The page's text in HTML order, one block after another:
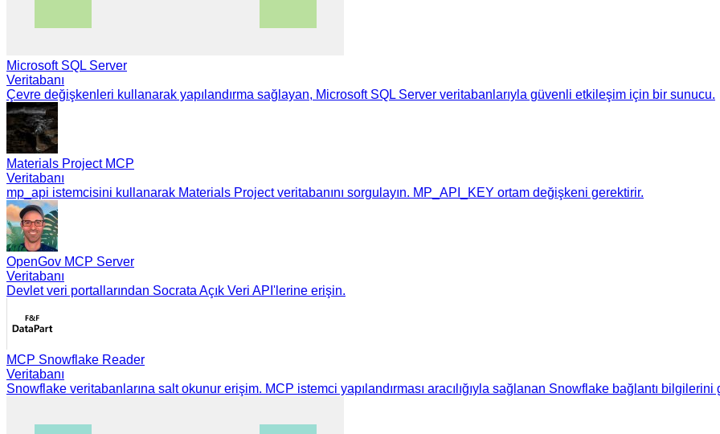
Microsoft SQL Server
Veritabanı
Çevre değişkenleri kullanarak yapılandırma sağlayan, Microsoft SQL Server veritabanlarıyla güvenli etkileşim için bir sunucu.
Materials Project MCP
Veritabanı
mp_api istemcisini kullanarak Materials Project veritabanını sorgulayın. MP_API_KEY ortam değişkeni gerektirir.
OpenGov MCP Server
Veritabanı
Devlet veri portallarından Socrata Açık Veri API'lerine erişin.
MCP Snowflake Reader
Veritabanı
Snowflake veritabanlarına salt okunur erişim. MCP istemci yapılandırması aracılığıyla sağlanan Snowflake bağlantı bilgilerini